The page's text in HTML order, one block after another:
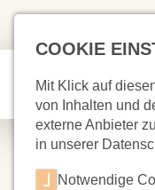
COOKIE
Mit Klick auf
von Inhalten und
externe Anbieter
in unserer
Notwendige